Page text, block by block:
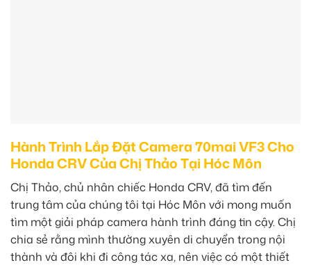
Hành Trình Lắp Đặt Camera 70mai VF3 Cho
Honda CRV Của Chị Thảo Tại Hóc Môn
Chị Thảo, chủ nhân chiếc Honda CRV, đã tìm đến
trung tâm của chúng tôi tại Hóc Môn với mong muốn
tìm một giải pháp camera hành trình đáng tin cậy. Chị
chia sẻ rằng mình thường xuyên di chuyển trong nội
thành và đôi khi đi công tác xa, nên việc có một thiết